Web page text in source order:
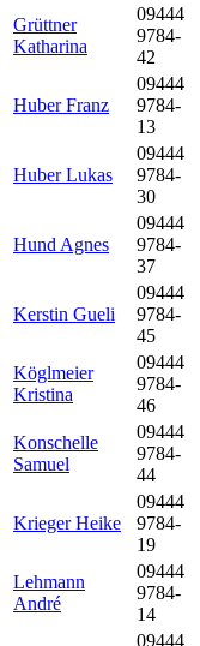
Grüttner
Katharina
09444
9784-
42
Huber Franz
09444
9784-
13
Huber Lukas
09444
9784-
30
Hund Agnes
09444
9784-
37
Kerstin Gueli
09444
9784-
45
Köglmeier
Kristina
09444
9784-
46
Konschelle
Samuel
09444
9784-
44
Krieger Heike
09444
9784-
19
Lehmann
André
09444
9784-
14
09444